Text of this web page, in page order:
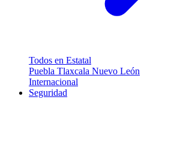
Todos en Estatal
Puebla Tlaxcala Nuevo León
Internacional
Seguridad